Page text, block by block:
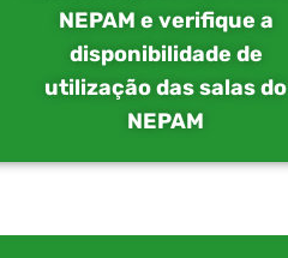
NEPAM e verifique a
disponibilidade de
utilização das salas do
NEPAM